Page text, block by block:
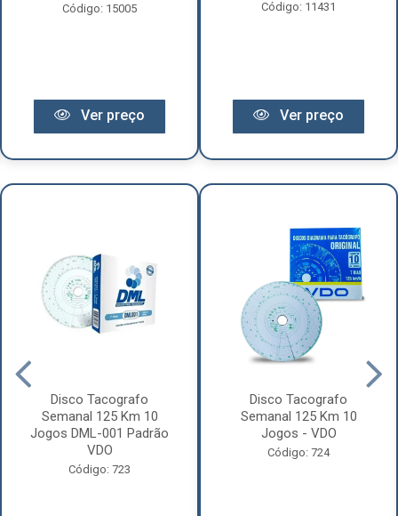
Código: 15005
Ver preço
Código: 11431
Ver preço
Disco Tacografo
Semanal 125 Km 10
Jogos DML-001 Padrão
VDO
Código: 723
Disco Tacografo
Semanal 125 Km 10
Jogos - VDO
Código: 724